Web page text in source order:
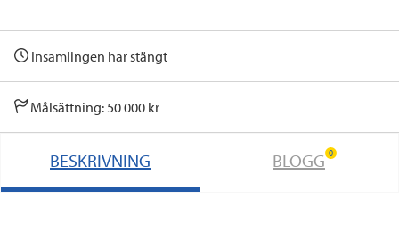
Insamlingen har stängt
Målsättning: 50 000 kr
BESKRIVNING BLOGG 0